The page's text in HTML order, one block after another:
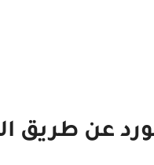
عن طريق